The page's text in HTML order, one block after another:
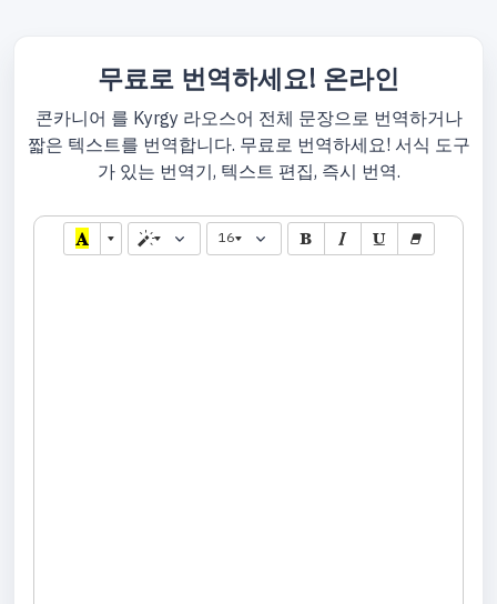
무료로 번역하세요! 온라인
콘카니어 를 Kyrgy 라오스어 전체 문장으로 번역하거나
짧은 텍스트를 번역합니다. 무료로 번역하세요! 서식 도구
가 있는 번역기, 텍스트 편집, 즉시 번역.
16